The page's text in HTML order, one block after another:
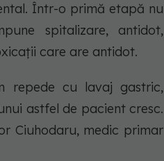
Într-o primă etapă nu
spitalizare, antidot,
care are antidot.
repede cu lavaj gastric,
astfel de pacient cresc.
Ciuhodaru, medic primar